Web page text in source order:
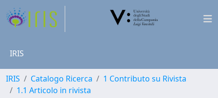
IRIS
IRIS Catalogo Ricerca
1 Contributo su Rivista
1.1 Articolo in rivista